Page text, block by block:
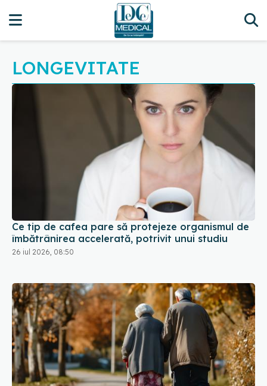
LONGEVITATE
Ce tip de cafea pare să protejeze organismul de
îmbătrânirea accelerată, potrivit unui studiu
26 iul 2026, 08:50